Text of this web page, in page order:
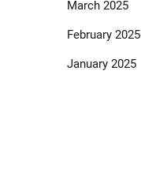
March 2025
February 2025
January 2025